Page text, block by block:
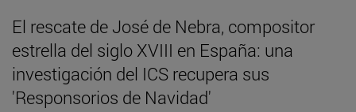
El rescate de José de Nebra, compositor
estrella del siglo XVIII en España: una
investigación del ICS recupera sus
'Responsorios de Navidad'